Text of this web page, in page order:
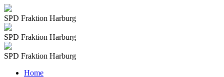
SPD Fraktion Harburg
SPD Fraktion Harburg
SPD Fraktion Harburg
Home